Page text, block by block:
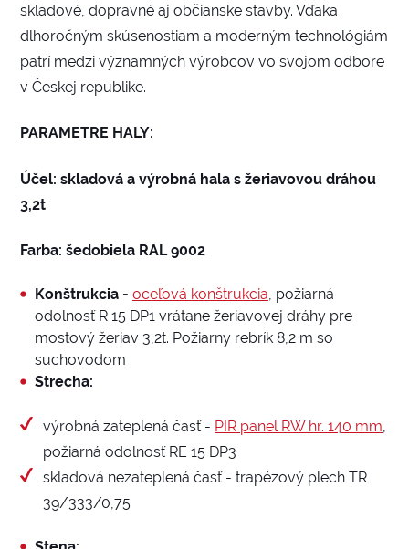
skladové, dopravné aj občianske stavby. Vďaka
dlhoročným skúsenostiam a moderným technológiám
patrí medzi významných výrobcov vo svojom odbore
v Českej republike.
PARAMETRE HALY:
Účel: skladová a výrobná hala s žeriavovou dráhou
3,2t
Farba: šedobiela RAL 9002
Konštrukcia - oceľová konštrukcia, požiarná
odolnosť R 15 DP1 vrátane žeriavovej dráhy pre
mostový žeriav 3,2t. Požiarny rebrík 8,2 m so
suchovodom
Strecha:
výrobná zateplená časť - PIR panel RW hr. 140 mm,
požiarná odolnosť RE 15 DP3
skladová nezateplená časť - trapézový plech TR
39/333/0,75